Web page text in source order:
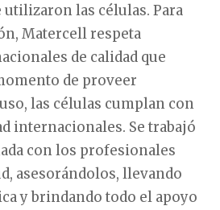
las células. Para
Matercell respeta
de calidad que
de proveer
las células cumplan con
internacionales. Se trabajó
con los profesionales
asesorándolos, llevando
y brindando todo el apoyo